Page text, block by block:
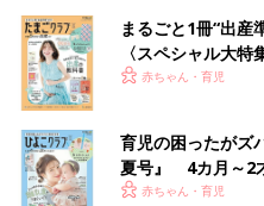
まるごと1冊“出産
〈スペシャル大
赤ちゃん・育児
育児の困ったがズ
夏号』 4カ月～2
いっぱい！
赤ちゃん・育児